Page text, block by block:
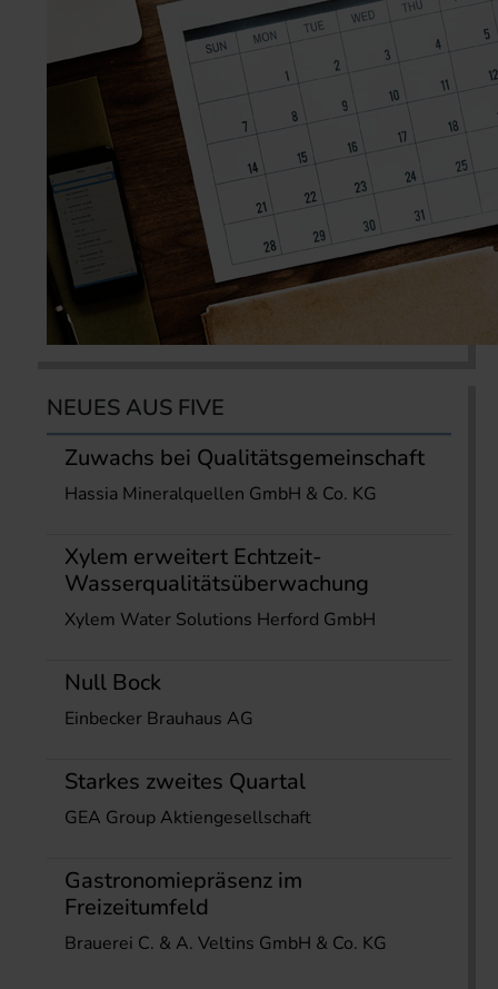
NEUES AUS FIVE
Zuwachs bei Qualitätsgemeinschaft
Hassia Mineralquellen GmbH & Co. KG
Xylem erweitert Echtzeit-
Wasserqualitätsüberwachung
Xylem Water Solutions Herford GmbH
Null Bock
Einbecker Brauhaus AG
Starkes zweites Quartal
GEA Group Aktiengesellschaft
Gastronomiepräsenz im
Freizeitumfeld
Brauerei C. & A. Veltins GmbH & Co. KG